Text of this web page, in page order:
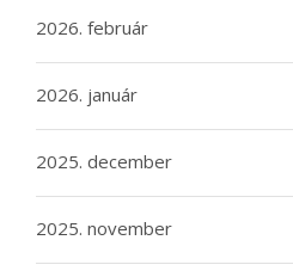
2026. február
2026. január
2025. december
2025. november